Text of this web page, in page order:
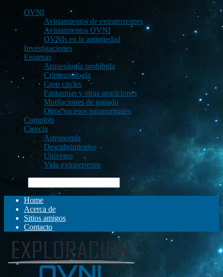
OVNI
Avistamientos de extraterrestres
Avistamientos OVNI
OVNIs en la antigüedad
Investigaciones
Enigmas
Arqueología prohibida
Criptozoología
Crop circles
Fantasmas y otras apariciones
Mutilaciones de ganado
Otros sucesos paranormales
Complots
Ciencia
Astronomía
Descubrimientos
Universo
Vida extraterrestre
Buscar
Home
Acerca de
Sitios amigos
Contacto